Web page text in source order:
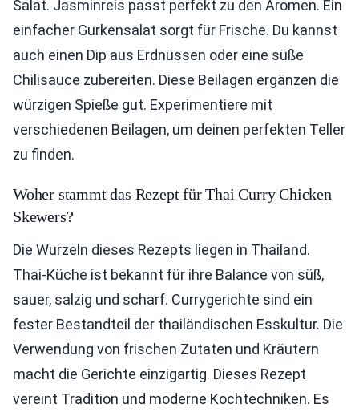
Salat. Jasminreis passt perfekt zu den Aromen. Ein
einfacher Gurkensalat sorgt für Frische. Du kannst
auch einen Dip aus Erdnüssen oder eine süße
Chilisauce zubereiten. Diese Beilagen ergänzen die
würzigen Spieße gut. Experimentiere mit
verschiedenen Beilagen, um deinen perfekten Teller
zu finden.
Woher stammt das Rezept für Thai Curry Chicken
Skewers?
Die Wurzeln dieses Rezepts liegen in Thailand.
Thai-Küche ist bekannt für ihre Balance von süß,
sauer, salzig und scharf. Currygerichte sind ein
fester Bestandteil der thailändischen Esskultur. Die
Verwendung von frischen Zutaten und Kräutern
macht die Gerichte einzigartig. Dieses Rezept
vereint Tradition und moderne Kochtechniken. Es